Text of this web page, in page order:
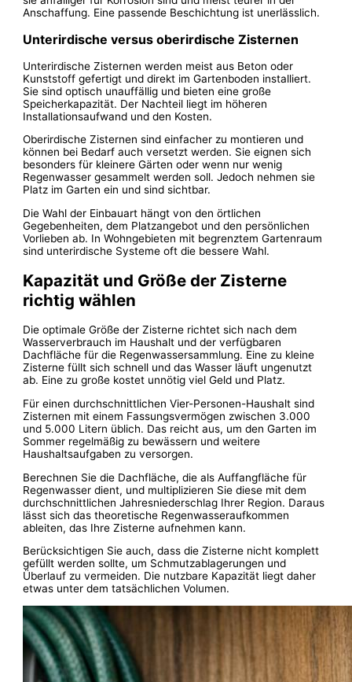
Anschaffung. Eine passende Beschichtung ist unerlässlich.
Unterirdische versus oberirdische Zisternen
Unterirdische Zisternen werden meist aus Beton oder
Kunststoff gefertigt und direkt im Gartenboden installiert.
Sie sind optisch unauffällig und bieten eine große
Speicherkapazität. Der Nachteil liegt im höheren
Installationsaufwand und den Kosten.
Oberirdische Zisternen sind einfacher zu montieren und
können bei Bedarf auch versetzt werden. Sie eignen sich
besonders für kleinere Gärten oder wenn nur wenig
Regenwasser gesammelt werden soll. Jedoch nehmen sie
Platz im Garten ein und sind sichtbar.
Die Wahl der Einbauart hängt von den örtlichen
Gegebenheiten, dem Platzangebot und den persönlichen
Vorlieben ab. In Wohngebieten mit begrenztem Gartenraum
sind unterirdische Systeme oft die bessere Wahl.
Kapazität und Größe der Zisterne
richtig wählen
Die optimale Größe der Zisterne richtet sich nach dem
Wasserverbrauch im Haushalt und der verfügbaren
Dachfläche für die Regenwassersammlung. Eine zu kleine
Zisterne füllt sich schnell und das Wasser läuft ungenutzt
ab. Eine zu große kostet unnötig viel Geld und Platz.
Für einen durchschnittlichen Vier-Personen-Haushalt sind
Zisternen mit einem Fassungsvermögen zwischen 3.000
und 5.000 Litern üblich. Das reicht aus, um den Garten im
Sommer regelmäßig zu bewässern und weitere
Haushaltsaufgaben zu versorgen.
Berechnen Sie die Dachfläche, die als Auffangfläche für
Regenwasser dient, und multiplizieren Sie diese mit dem
durchschnittlichen Jahresniederschlag Ihrer Region. Daraus
lässt sich das theoretische Regenwasseraufkommen
ableiten, das Ihre Zisterne aufnehmen kann.
Berücksichtigen Sie auch, dass die Zisterne nicht komplett
gefüllt werden sollte, um Schmutzablagerungen und
Überlauf zu vermeiden. Die nutzbare Kapazität liegt daher
etwas unter dem tatsächlichen Volumen.